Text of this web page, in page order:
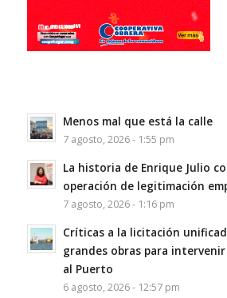
Menos mal que está la calle
7 agosto, 2026 - 1:55 pm
La historia de Enrique Julio
operación de legitimación
7 agosto, 2026 - 1:16 pm
Críticas a la licitación
grandes obras para intervenir
al Puerto
6 agosto, 2026 - 12:57 pm